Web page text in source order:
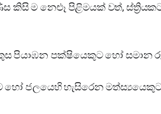
කිසි ම නෙළූ පිළිමයක් වත්,
පියාඹන පක්ෂියෙකුට හෝ සමාන
හෝ ජලයෙහි හැසිරෙන